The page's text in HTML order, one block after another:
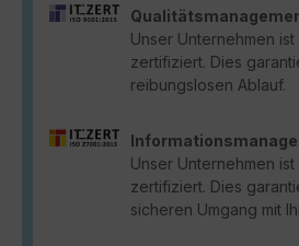
Unser Unternehmen ist
zertifiziert. Dies
reibungslosen Ablauf.
Unser Unternehmen ist
zertifiziert. Dies
sicheren Umgang mit